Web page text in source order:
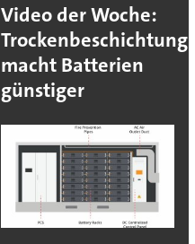
Video der Woche:
Trockenbeschichtung
macht Batterien
günstiger